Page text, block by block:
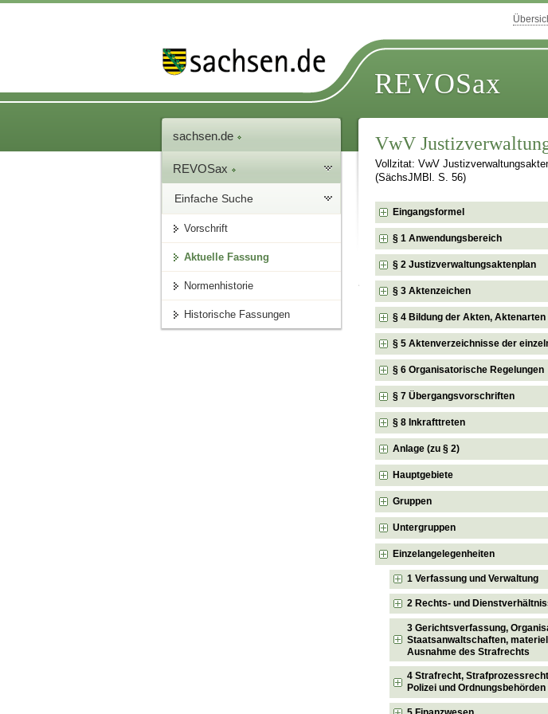
REVOSax
sachsen.de
REVOSax
Einfache Suche
Vorschrift
Aktuelle Fassung
Normenhistorie
Historische Fassungen
VwV
Vollzitat: VwV
(SächsJMBl. S. 56)
Eingangsformel
§ 1 Anwendungsbereich
§ 2 Justizverwaltungsaktenplan
§ 3 Aktenzeichen
§ 4 Bildung der Akten, Aktenarten
§ 5 Aktenverzeichnisse der
§ 6 Organisatorische Regelungen
§ 7 Übergangsvorschriften
§ 8 Inkrafttreten
Anlage (zu § 2)
Hauptgebiete
Gruppen
Untergruppen
Einzelangelegenheiten
1 Verfassung und Verwaltung
2 Rechts- und
3 Gerichtsverfassung,
Staatsanwaltschaften,
Ausnahme des Strafrechts
4 Strafrecht,
Polizei und Ordnungsbehörden